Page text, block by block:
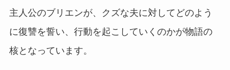
主人公のブリエンが、クズな夫に対してどのよう
に復讐を誓い、行動を起こしていくのかが物語の
核となっています。